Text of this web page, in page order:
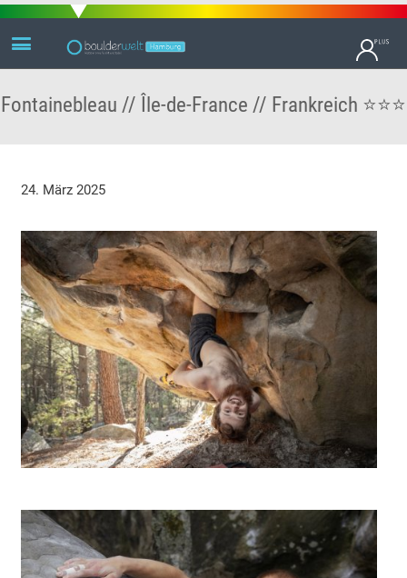
Fontainebleau // Île-de-France // Frankreich ⭐⭐⭐
24. März 2025